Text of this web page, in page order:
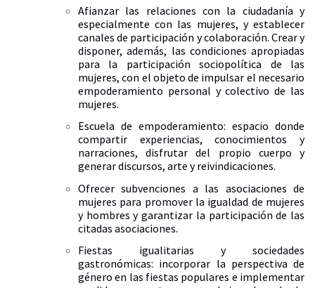
Afianzar las relaciones con la ciudadanía y
especialmente con las mujeres, y establecer
canales de participación y colaboración. Crear y
disponer, además, las condiciones apropiadas
para la participación sociopolítica de las
mujeres, con el objeto de impulsar el necesario
empoderamiento personal y colectivo de las
mujeres.
Escuela de empoderamiento: espacio donde
compartir experiencias, conocimientos y
narraciones, disfrutar del propio cuerpo y
generar discursos, arte y reivindicaciones.
Ofrecer subvenciones a las asociaciones de
mujeres para promover la igualdad de mujeres
y hombres y garantizar la participación de las
citadas asociaciones.
Fiestas igualitarias y sociedades
gastronómicas: incorporar la perspectiva de
género en las fiestas populares e implementar